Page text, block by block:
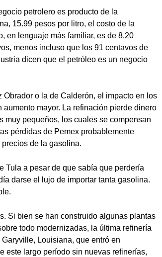
petrolero es producto de la
15.99 pesos por litro, el costo de la
en lenguaje más familiar, es de 8.20
menos incluso que los 91 centavos de
dicen que el petróleo es un negocio
o la de Calderón, el impacto en los
mayor. La refinación pierde dinero
muy pequeños, los cuales se compensan
pérdidas de Pemex probablemente
de la gasolina.
Tula a pesar de que sabía que perdería
darse el lujo de importar tanta gasolina.
Si bien se han construido algunas plantas
todo modernizadas, la última refinería
Louisiana, que entró en
este largo período sin nuevas refinerías,